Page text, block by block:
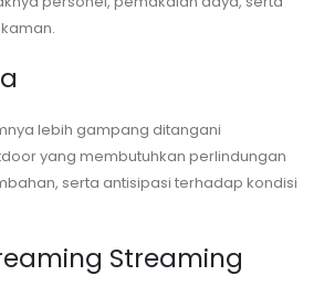
lebih gampang ditangani
yang membutuhkan perlindungan
serta antisipasi terhadap kondisi
Streaming